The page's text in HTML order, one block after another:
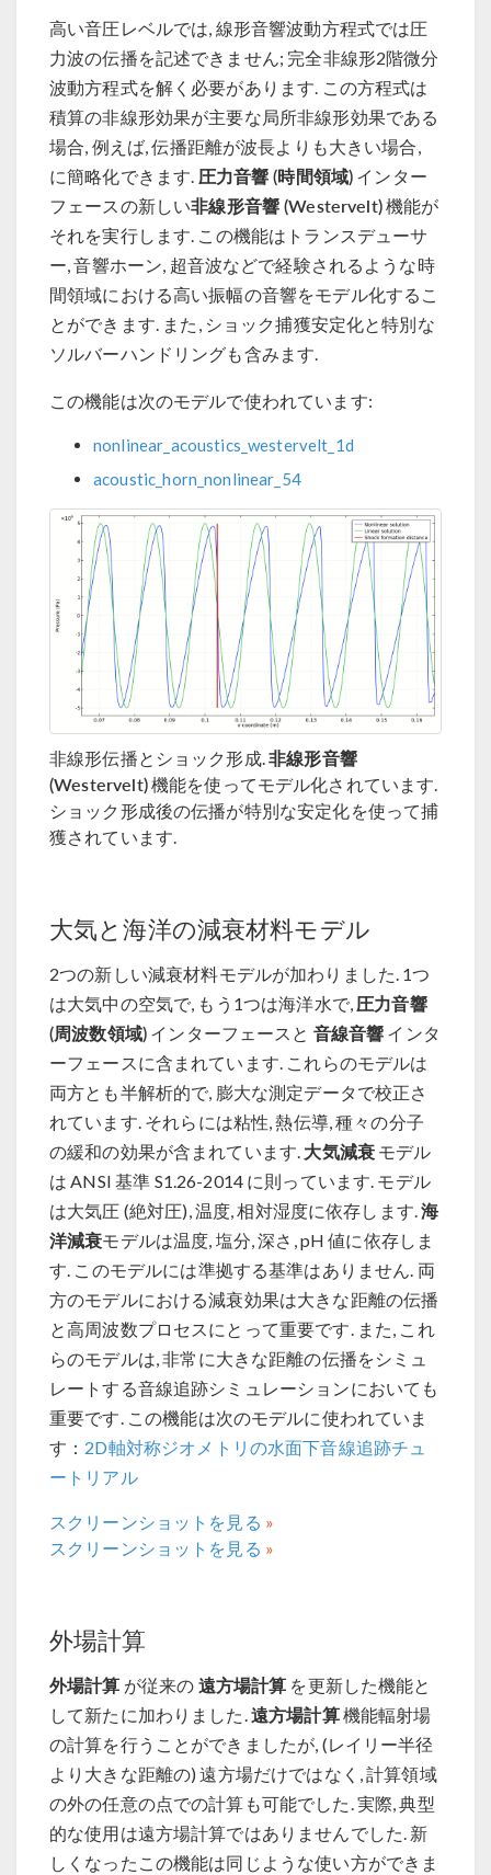
高い音圧レベルでは, 線形音響波動方程式では圧
力波の伝播を記述できません; 完全非線形2階微分
波動方程式を解く必要があります. この方程式は
積算の非線形効果が主要な局所非線形効果である
場合, 例えば, 伝播距離が波長よりも大きい場合,
に簡略化できます. 圧力音響 (時間領域) インター
フェースの新しい非線形音響 (Westervelt)機能が
それを実行します. この機能はトランスデューサ
ー, 音響ホーン, 超音波などで経験されるような時
間領域における高い振幅の音響をモデル化するこ
とができます. また, ショック捕獲安定化と特別な
ソルバーハンドリングも含みます.
この機能は次のモデルで使われています:
nonlinear_acoustics_westervelt_1d
acoustic_horn_nonlinear_54
非線形伝播とショック形成.非線形音響
(Westervelt)機能を使ってモデル化されています.
ショック形成後の伝播が特別な安定化を使って捕
獲されています.
大気と海洋の減衰材料モデル
2つの新しい減衰材料モデルが加わりました. 1つ
は大気中の空気で, もう1つは海洋水で, 圧力音響
(周波数領域) インターフェースと 音線音響 インタ
ーフェースに含まれています. これらのモデルは
両方とも半解析的で, 膨大な測定データで校正さ
れています. それらには粘性, 熱伝導, 種々の分子
の緩和の効果が含まれています. 大気減衰 モデル
は ANSI 基準 S1.26-2014 に則っています. モデル
は大気圧 (絶対圧), 温度, 相対湿度に依存します.海
洋減衰モデルは温度, 塩分, 深さ, pH 値に依存しま
す. このモデルには準拠する基準はありません. 両
方のモデルにおける減衰効果は大きな距離の伝播
と高周波数プロセスにとって重要です. また, これ
らのモデルは, 非常に大きな距離の伝播をシミュ
レートする音線追跡シミュレーションにおいても
重要です. この機能は次のモデルに使われていま
す： 2D軸対称ジオメトリの水面下音線追跡チュ
ートリアル
スクリーンショットを見る
スクリーンショットを見る
外場計算
外場計算 が従来の 遠方場計算 を更新した機能と
して新たに加わりました. 遠方場計算機能輻射場
の計算を行うことができましたが, (レイリー半径
より大きな距離の) 遠方場だけではなく, 計算領域
の外の任意の点での計算も可能でした. 実際, 典型
的な使用は遠方場計算ではありませんでした. 新
しくなったこの機能は同じような使い方ができま